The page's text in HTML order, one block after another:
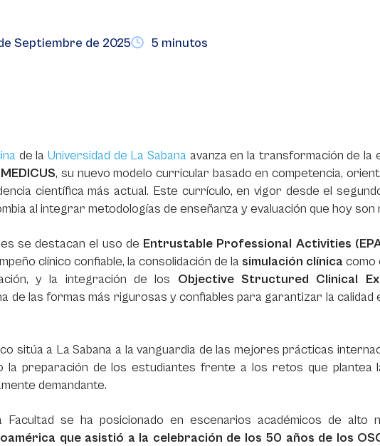
Septiembre de 2025 5 minutos
de laUniversidad de La Sabana avanza en la transformación de la
MEDICUS, su nuevo modelo curricular basado en competencia,
científica más actual. Este currículo, en vigor desde el
al integrar metodologías de enseñanza y evaluación que hoy
se destacan el uso de Entrustable Professional Activities
clínico confiable, la consolidación de la simulación clínica como
y la integración de los Objective Structured Clinical
de las formas más rigurosas y confiables para garantizar la calidad
sitúa a La Sabana a la vanguardia de las mejores prácticas
la preparación de los estudiantes frente a los retos que plantea
demandante.
se ha posicionado en escenarios académicos de alto
que asistió a la celebración de los 50 años de los